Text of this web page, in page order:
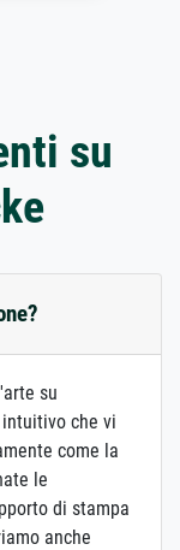
su
su
che vi
come la
le
di stampa
anche